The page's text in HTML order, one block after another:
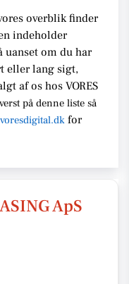
overblik finder
indeholder
uanset om du har
eller lang sigt,
af os hos VORES
på denne liste så
for
ApS